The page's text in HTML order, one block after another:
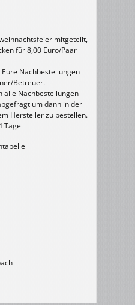
mitgeteilt,
für 8,00 Euro/Paar
Nachbestellungen
Betreuer.
alle Nachbestellungen
um dann in der
Hersteller zu bestellen.
Tage